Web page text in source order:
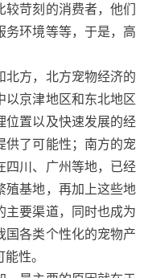
苛刻的消费者，他们
务环境等等，于是，高
方，北方宠物经济的
以京津地区和东北地区
位置以及快速发展的经
供了可能性；南方的宠
四川、广州等地，已经
殖基地，再加上这些地
主要渠道，同时也成为
国各类个性化的宠物产
性。